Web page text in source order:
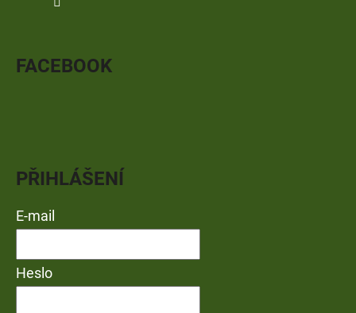
FACEBOOK
PŘIHLÁŠENÍ
E-mail
Heslo